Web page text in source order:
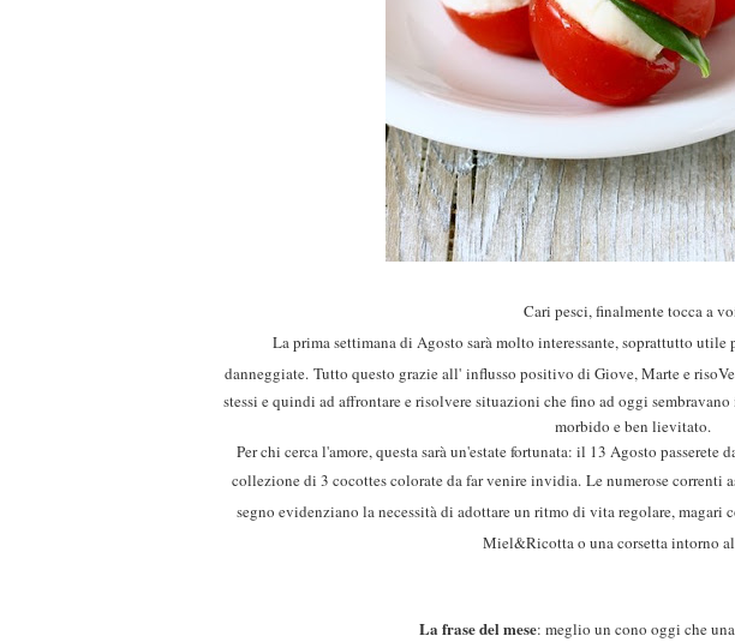
Cari pesci, finalmente tocca a
La prima settimana di Agosto sarà molto interessante, soprattutto utile
danneggiate. Tutto questo grazie all' influsso positivo di Giove, Marte e
stessi e quindi ad affrontare e risolvere situazioni che fino ad oggi
morbido e ben lievitato.
Per chi cerca l'amore, questa sarà un'estate fortunata: il 13 Agosto
collezione di 3 cocottes colorate da far venire invidia. Le numerose correnti
segno evidenziano la necessità di adottare un ritmo di vita regolare, magari
Miel&Ricotta o una corsetta intorno
La frase del mese: meglio un cono oggi che